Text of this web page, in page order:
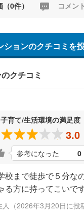
0件） コメン
ションのクチコミを
クチコミ
子育て/生活環境の満足度
3.0
参考になった 0
校まで徒歩で５分な
方に持ってこいです
（2026年3月20日に投